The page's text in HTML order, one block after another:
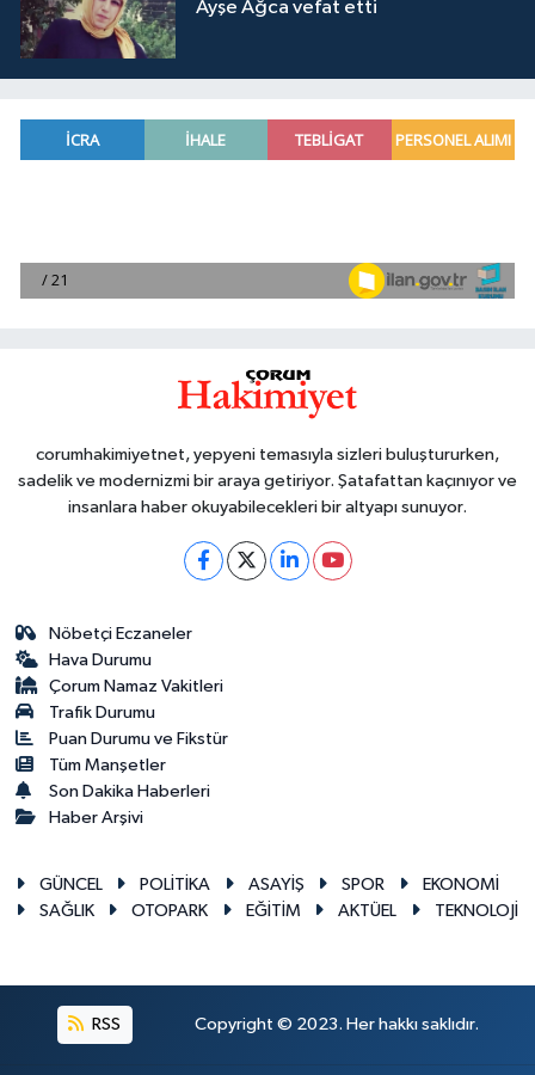
Ayşe Ağca vefat etti
corumhakimiyetnet, yepyeni temasıyla sizleri buluştururken,
sadelik ve modernizmi bir araya getiriyor. Şatafattan kaçınıyor ve
insanlara haber okuyabilecekleri bir altyapı sunuyor.
Nöbetçi Eczaneler
Hava Durumu
Çorum Namaz Vakitleri
Trafik Durumu
Puan Durumu ve Fikstür
Tüm Manşetler
Son Dakika Haberleri
Haber Arşivi
GÜNCEL POLİTİKA ASAYİŞ SPOR
EKONOMİ
SAĞLIK
OTOPARK EĞİTİM AKTÜEL TEKNOLOJİ
RSS Copyright © 2023. Her hakkı saklıdır.